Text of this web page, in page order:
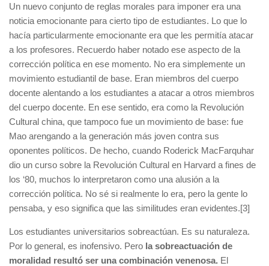
Un nuevo conjunto de reglas morales para imponer era una
noticia emocionante para cierto tipo de estudiantes. Lo que lo
hacía particularmente emocionante era que les permitía atacar
a los profesores. Recuerdo haber notado ese aspecto de la
corrección política en ese momento. No era simplemente un
movimiento estudiantil de base. Eran miembros del cuerpo
docente alentando a los estudiantes a atacar a otros miembros
del cuerpo docente. En ese sentido, era como la Revolución
Cultural china, que tampoco fue un movimiento de base: fue
Mao arengando a la generación más joven contra sus
oponentes políticos. De hecho, cuando Roderick MacFarquhar
dio un curso sobre la Revolución Cultural en Harvard a fines de
los ‘80, muchos lo interpretaron como una alusión a la
corrección política. No sé si realmente lo era, pero la gente lo
pensaba, y eso significa que las similitudes eran evidentes.[3]
Los estudiantes universitarios sobreactúan. Es su naturaleza.
Por lo general, es inofensivo. Pero la sobreactuación de
moralidad resultó ser una combinación venenosa. El